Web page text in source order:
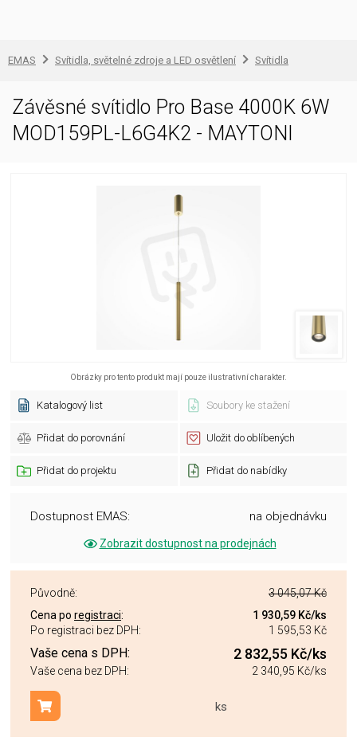
EMAS Svítidla, světelné zdroje a LED osvětlení Svítidla
Závěsné svítidlo Pro Base 4000K 6W
MOD159PL-L6G4K2 - MAYTONI
Obrázky pro tento produkt mají pouze ilustrativní charakter.
Katalogový list Soubory ke stažení
Přidat do porovnání Uložit do oblíbených
Přidat do projektu Přidat do nabídky
Dostupnost EMAS: na objednávku
Zobrazit dostupnost na prodejnách
Původně:
3 045,07 Kč
Cena po registraci: 1 930,59 Kč/ks
Po registraci bez DPH:
1 595,53 Kč
Vaše cena s DPH: 2 832,55 Kč/ks
Vaše cena bez DPH: 2 340,95 Kč/ks
ks
Přidat do košíku